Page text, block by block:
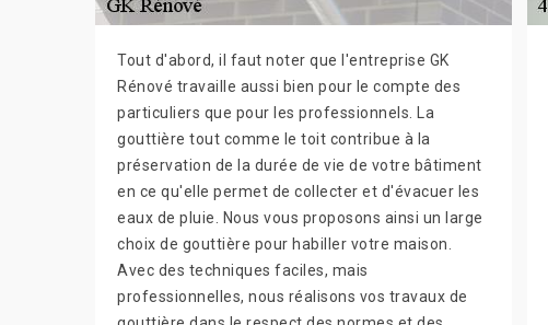
Tout d'abord, il faut noter que l'entreprise GK
Rénové travaille aussi bien pour le compte des
particuliers que pour les professionnels. La
gouttière tout comme le toit contribue à la
préservation de la durée de vie de votre bâtiment
en ce qu'elle permet de collecter et d'évacuer les
eaux de pluie. Nous vous proposons ainsi un large
choix de gouttière pour habiller votre maison.
Avec des techniques faciles, mais
professionnelles, nous réalisons vos travaux de